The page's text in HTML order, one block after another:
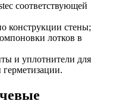
соответствующей
конструкции стены;
лотков в
и уплотнители для